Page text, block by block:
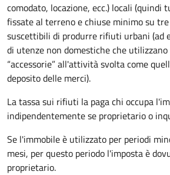
comodato, locazione, ecc.) locali
fissate al terreno e chiuse minimo su
suscettibili di produrre rifiuti urbani (ad
di utenze non domestiche che
“accessorie” all'attività svolta come
deposito delle merci).
La tassa sui rifiuti la paga chi occupa
indipendentemente se proprietario o
Se l'immobile è utilizzato per periodi
mesi, per questo periodo l'imposta è
proprietario.